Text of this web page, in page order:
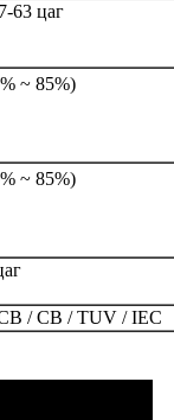
63 цаг
~ 85%)
~ 85%)
/ CB / TUV / IEC